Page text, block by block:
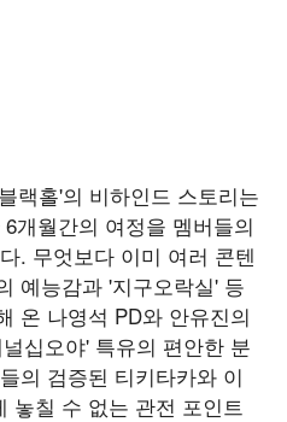
랙홀'의 비하인드 스토리는
개월간의 여정을 멤버들의
. 무엇보다 이미 여러 콘텐
예능감과 '지구오락실' 등
온 나영석 PD와 안유진의
십오야' 특유의 편안한 분
의 검증된 티키타카와 이
놓칠 수 없는 관전 포인트